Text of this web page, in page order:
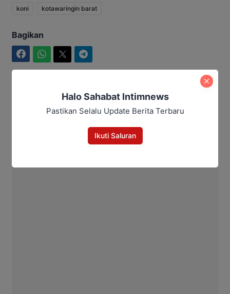
koni kotawaringin barat
Bagikan
Halo Sahabat Intimnews
Pastikan Selalu Update Berita Terbaru
Ikuti Saluran